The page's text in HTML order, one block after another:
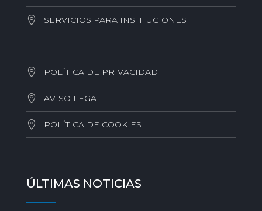
SERVICIOS PARA INSTITUCIONES
POLÍTICA DE PRIVACIDAD
AVISO LEGAL
POLÍTICA DE COOKIES
ÚLTIMAS NOTICIAS